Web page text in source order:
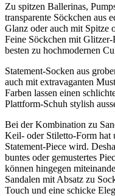
Zu spitzen Ballerinas,
transparente Söckchen aus
Glanz oder auch mit Spitze
Feine Söckchen mit
besten zu hochmodernen
Statement-Socken aus
auch mit extravaganten
Farben lassen einen
Plattform-Schuh stylish
Bei der Kombination zu
Keil- oder Stiletto-Form hat
Statement-Piece wird.
buntes oder gemustertes
können hingegen
Sandalen mit Absatz zu
Touch und eine schicke